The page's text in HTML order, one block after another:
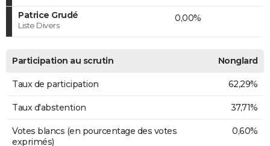
Patrice Grudé
Liste Divers
0,00%
Participation au scrutin Nonglard
Taux de participation 62,29%
Taux d'abstention 37,71%
Votes blancs (en pourcentage des votes
exprimés)
0,60%